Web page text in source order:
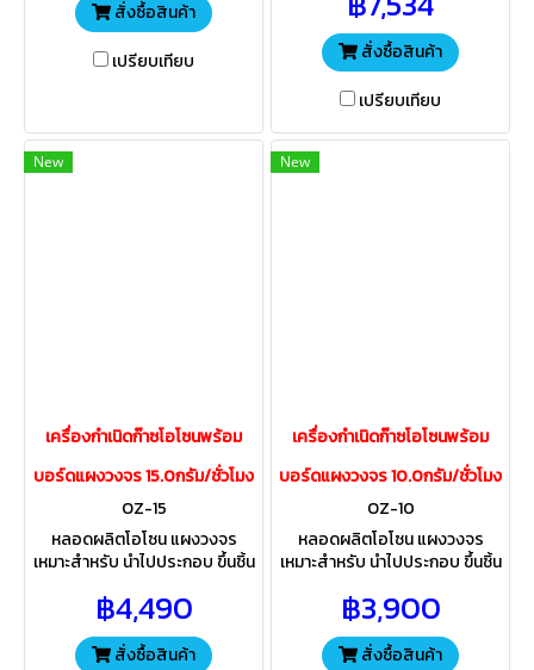
สั่งซื้อสินค้า
เปรียบเทียบ
ในพื้นที่นั้นๆ
สั่งซื้อสินค้า
เปรียบเทียบ
New
เครื่องกำเนิดก๊าซโอโซนพร้อม
บอร์ดแผงวงจร 15.0กรัม/ชั่วโมง
OZ-15
หลอดผลิตโอโซน แผงวงจร
เหมาะสำหรับ นำไปประกอบ ขึ้นชิ้น
สิ่งแวดล้อม ในพื้นที่นั้นๆ ใช้ได้ทั้ง
น้ำและอากาศ
฿4,490
สั่งซื้อสินค้า
New
เครื่องกำเนิดก๊าซโอโซนพร้อม
บอร์ดแผงวงจร 10.0กรัม/ชั่วโมง
OZ-10
หลอดผลิตโอโซน แผงวงจร
เหมาะสำหรับ นำไปประกอบ ขึ้นชิ้น
สิ่งแวดล้อม ในพื้นที่นั้นๆ ใช้ได้ทั้ง
น้ำและอากาศ
฿3,900
สั่งซื้อสินค้า